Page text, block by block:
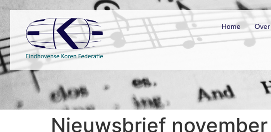
Home
Nieuwsbrief november